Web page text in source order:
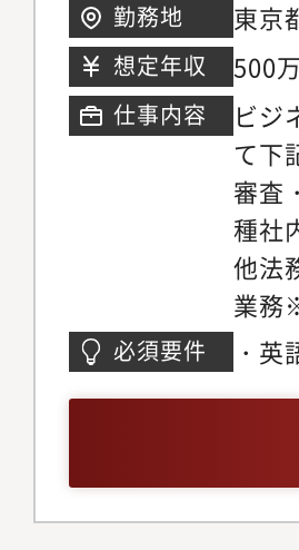
す。
が得
IT・
こそ
手作
中で
す。
して
の
勤務地 東京
想定年収
仕事内容
ビジ
て下
審査
種社
他法
業務
り
制
り
備や
社に
必須要件
・
あ
が